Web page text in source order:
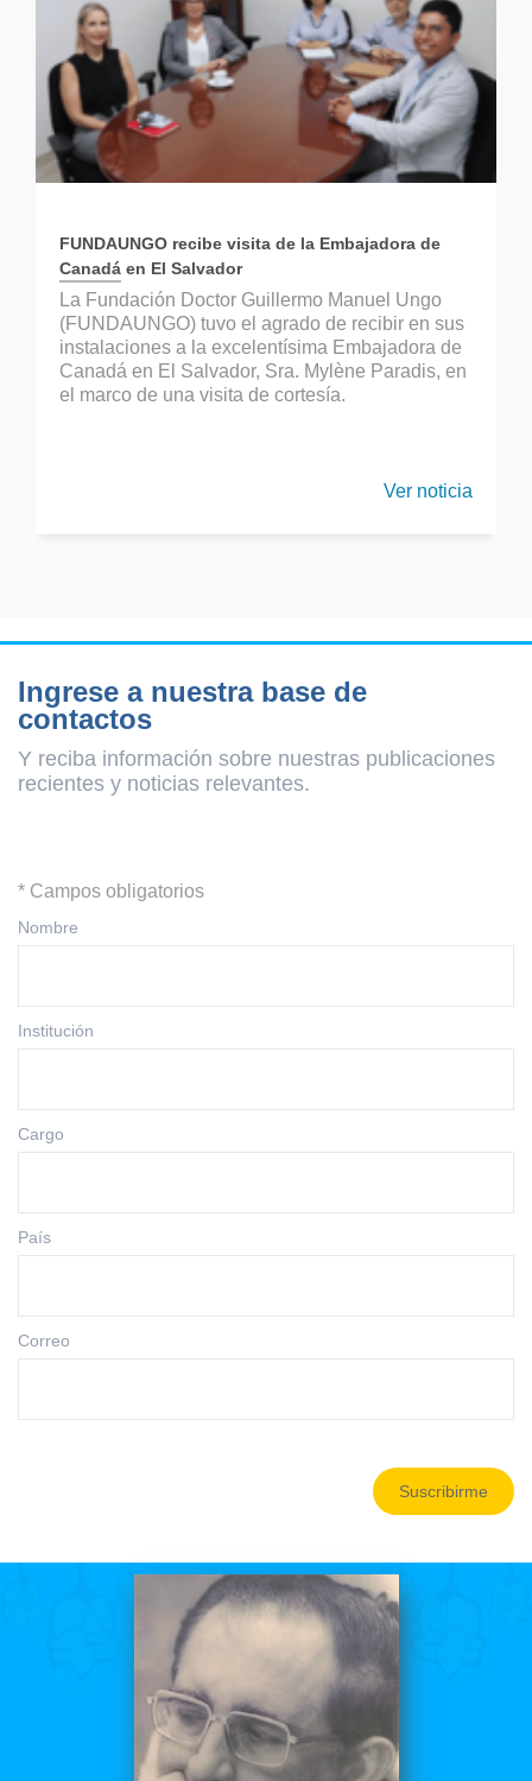
FUNDAUNGO recibe visita de la Embajadora de
Canadá en El Salvador
La Fundación Doctor Guillermo Manuel Ungo
(FUNDAUNGO) tuvo el agrado de recibir en sus
instalaciones a la excelentísima Embajadora de
Canadá en El Salvador, Sra. Mylène Paradis, en
el marco de una visita de cortesía.
Ver noticia
Ingrese a nuestra base de
contactos
Y reciba información sobre nuestras publicaciones
recientes y noticias relevantes.
* Campos obligatorios
Nombre
Institución
Cargo
País
Correo
Suscribirme